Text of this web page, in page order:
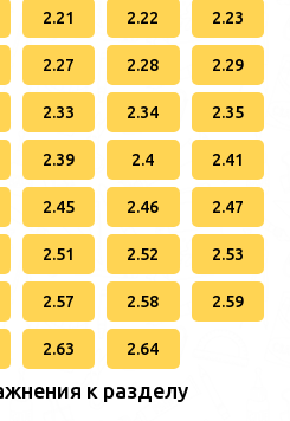
2.21 2.22 2.23
2.27 2.28 2.29
2.33 2.34 2.35
2.39 2.4 2.41
2.45 2.46 2.47
2.51 2.52 2.53
2.57 2.58 2.59
2.63 2.64
к разделу